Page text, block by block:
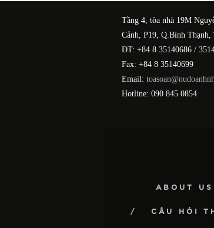
Tầng 4, tòa nhà 19M
Cảnh, P19, Q.Bình Thạnh,
ĐT: +84 8 35140686 /
Fax: +84 8 35140699
Email:
Hotline: 090 845 0854
ABOUT US
CÂU HỎI